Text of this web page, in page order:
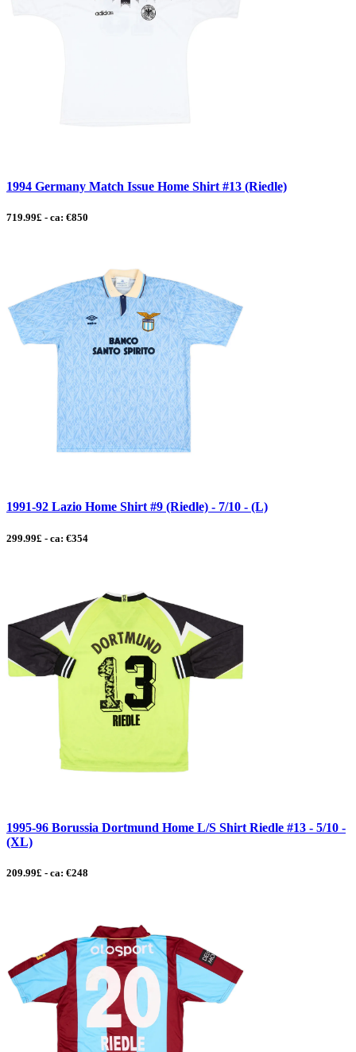
1994 Germany Match Issue Home Shirt #13 (Riedle)
719.99£ - ca: €850
1991-92 Lazio Home Shirt #9 (Riedle) - 7/10 - (L)
299.99£ - ca: €354
1995-96 Borussia Dortmund Home L/S Shirt Riedle #13 - 5/10 -
(XL)
209.99£ - ca: €248